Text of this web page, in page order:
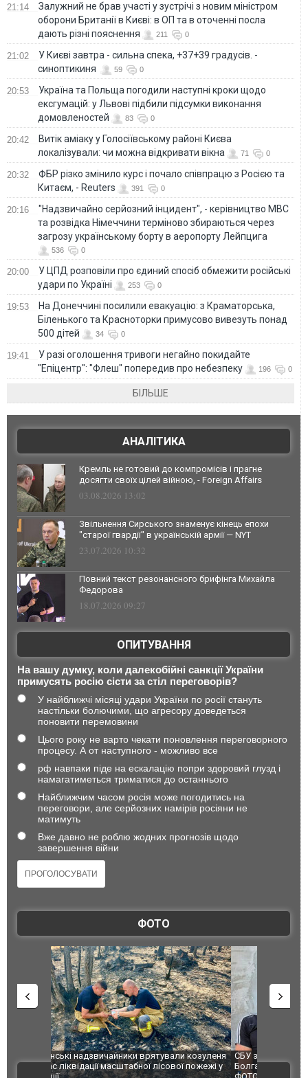
21:14
Залужний не брав участі у зустрічі з новим міністром
оборони Британії в Києві: в ОП та в оточенні посла
дають різні пояснення
211 0
21:02
У Києві завтра - сильна спека, +37+39 градусів. -
синоптикиня
59 0
20:53
Україна та Польща погодили наступні кроки щодо
ексгумацій: у Львові підбили підсумки виконання
домовленостей
83 0
20:42
Витік аміаку у Голосіївському районі Києва
локалізували: чи можна відкривати вікна
71 0
20:32
ФБР різко змінило курс і почало співпрацю з Росією та
Китаєм, - Reuters
391 0
20:16
"Надзвичайно серйозний інцидент", - керівництво МВС
та розвідка Німеччини терміново збираються через
загрозу українському борту в аеропорту Лейпцига
536 0
20:00
У ЦПД розповіли про єдиний спосіб обмежити російські
удари по Україні
253 0
19:53
На Донеччині посилили евакуацію: з Краматорська,
Біленького та Красноторки примусово вивезуть понад
500 дітей
34 0
19:41
У разі оголошення тривоги негайно покидайте
"Епіцентр": "Флеш" попередив про небезпеку
196 0
БІЛЬШЕ
АНАЛІТИКА
Кремль не готовий до компромісів і прагне
досягти своїх цілей війною, - Foreign Affairs
03.08.2026 13:02
Звільнення Сирського знаменує кінець епохи
"старої гвардії" в українській армії — NYT
23.07.2026 10:32
Повний текст резонансного брифінга Михайла
Федорова
18.07.2026 09:27
ОПИТУВАННЯ
На вашу думку, коли далекобійні санкції України
примусять росію сісти за стіл переговорів?
У найближчі місяці удари України по росії стануть
настільки болючими, що агресору доведеться
поновити перемовини
Цього року не варто чекати поновлення переговорного
процесу. А от наступного - можливо все
рф навпаки піде на ескалацію попри здоровий глузд і
намагатиметься триматися до останнього
Найближчим часом росія може погодитись на
переговори, але серйозних намірів росіяни не
матимуть
Вже давно не роблю жодних прогнозів щодо
завершення війни
ФОТО
пожежі у
СБУ за сприяння Нацполіції та правоохоронців
Болгарії затримала міжнародного наркобарона.
Росіяни
одна
ВІДЕО